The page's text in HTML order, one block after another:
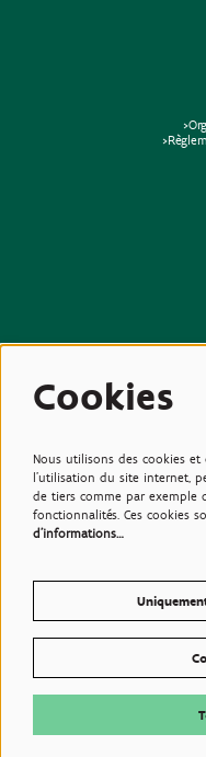
Cookies
Nous utilisons des cookies
l'utilisation du site internet,
de tiers comme par exemple
fonctionnalités. Ces cookies
d'informations…